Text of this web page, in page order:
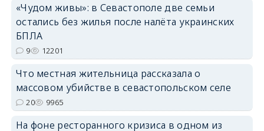
erid: 2SDnjdvhGXG
«Чудом живы»: в Севастополе две семьи
остались без жилья после налёта украинских
БПЛА
9 12201
Что местная жительница рассказала о
массовом убийстве в севастопольском селе
20 9965
На фоне ресторанного кризиса в одном из